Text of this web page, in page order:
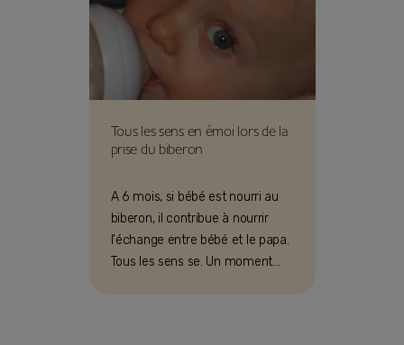
Tous les sens en émoi lors de la
prise du biberon
A 6 mois, si bébé est nourri au
biberon, il contribue à nourrir
l'échange entre bébé et le papa.
Tous les sens se. Un moment